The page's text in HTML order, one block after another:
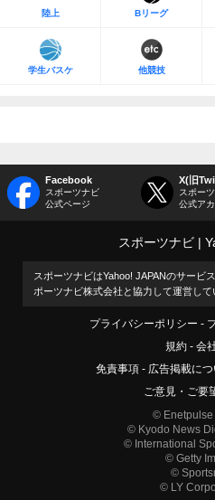
陸上 Bリーグ
学生バスケ 他競技
Facebook
スポーツナビ
公式ページ
X(旧
スポー
公式ア
スポーツナビ
スポーツナビはYahoo! JAPANのサービ
ポーツナビ株式会社と協力して運営して
プライバシーポリシー
規約
会
免責事項
広告掲載につ
ご意見・ご要
© Enetpulse
© Kyodo News
© International
© Getty
©
© LY